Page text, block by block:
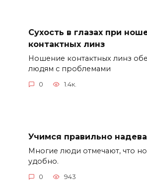
Сухость в глазах при
контактных линз
Ношение контактных линз
людям с проблемами
0 1.4к.
Учимся правильно
Многие люди отмечают, что
удобно.
0 943